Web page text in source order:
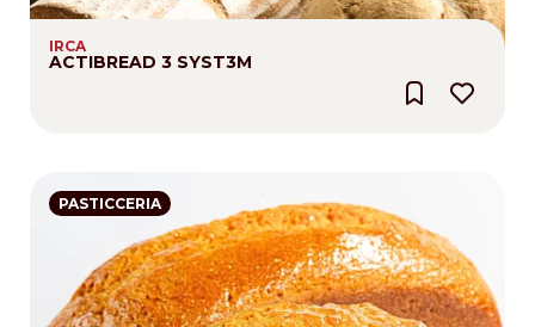
IRCA
ACTIBREAD 3 SYST3M
PASTICCERIA